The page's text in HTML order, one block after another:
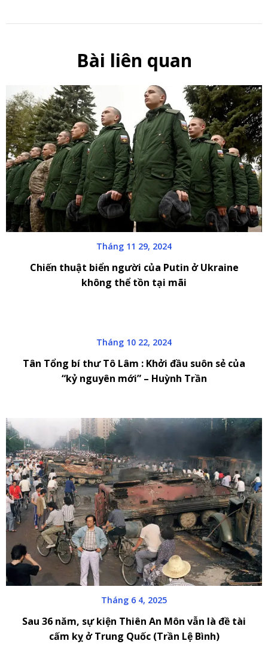
Bài liên quan
Tháng 11 29, 2024
Chiến thuật biển người của Putin ở Ukraine
không thể tồn tại mãi
Tháng 10 22, 2024
Tân Tổng bí thư Tô Lâm : Khởi đầu suôn sẻ của
“kỷ nguyên mới” – Huỳnh Trần
Tháng 6 4, 2025
Sau 36 năm, sự kiện Thiên An Môn vẫn là đề tài
cấm kỵ ở Trung Quốc (Trần Lệ Bình)